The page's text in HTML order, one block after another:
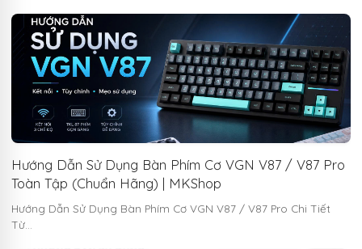
Hướng Dẫn Sử Dụng Bàn Phím Cơ VGN V87 / V87 Pro
Toàn Tập (Chuẩn Hãng) | MKShop
Hướng Dẫn Sử Dụng Bàn Phím Cơ VGN V87 / V87 Pro Chi Tiết
Từ…